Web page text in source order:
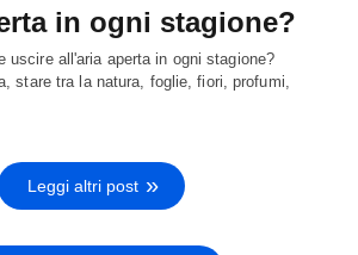
in ogni stagione?
uscire all'aria aperta in ogni stagione?
stare tra la natura, foglie, fiori, profumi,
Leggi altri post